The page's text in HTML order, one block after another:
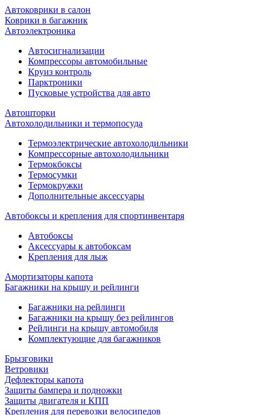
Автоковрики в салон
Коврики в багажник
Автоэлектроника
Автосигнализации
Компрессоры автомобильные
Круиз контроль
Парктроники
Пусковые устройства для авто
Автошторки
Автохолодильники и термопосуда
Термоэлектрические автохолодильники
Компрессорные автохолодильники
Термокбоксы
Термосумки
Термокружки
Дополнительные аксессуары
Автобоксы и крепления для спортинвентаря
Автобоксы
Аксессуары к автобоксам
Крепления для лыж
Амортизаторы капота
Багажники на крышу и рейлинги
Багажники на рейлинги
Багажники на крышу без рейлингов
Рейлинги на крышу автомобиля
Комплектующие для багажников
Брызговики
Ветровики
Дефлекторы капота
Защиты бампера и подножки
Защиты двигателя и КПП
Крепления для перевозки велосипедов